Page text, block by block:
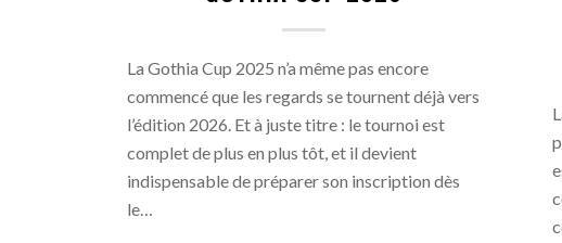
La Gothia Cup 2025 n’a même pas encore
commencé que les regards se tournent déjà vers
l’édition 2026. Et à juste titre : le tournoi est
complet de plus en plus tôt, et il devient
indispensable de préparer son inscription dès
le…